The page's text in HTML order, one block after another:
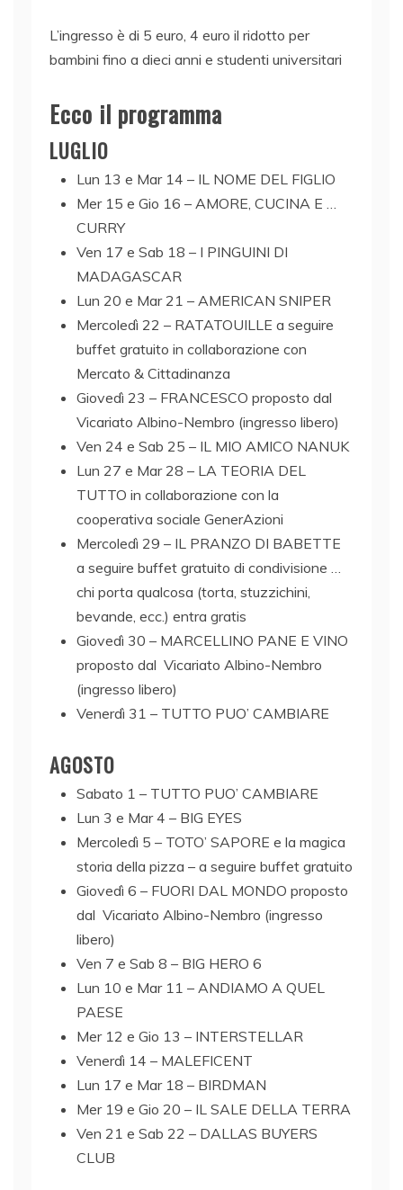
L’ingresso è di 5 euro, 4 euro il ridotto per
bambini fino a dieci anni e studenti universitari
Ecco il programma
LUGLIO
Lun 13 e Mar 14 – IL NOME DEL FIGLIO
Mer 15 e Gio 16 – AMORE, CUCINA E …
CURRY
Ven 17 e Sab 18 – I PINGUINI DI
MADAGASCAR
Lun 20 e Mar 21 – AMERICAN SNIPER
Mercoledì 22 – RATATOUILLE a seguire
buffet gratuito in collaborazione con
Mercato & Cittadinanza
Giovedì 23 – FRANCESCO proposto dal
Vicariato Albino-Nembro (ingresso libero)
Ven 24 e Sab 25 – IL MIO AMICO NANUK
Lun 27 e Mar 28 – LA TEORIA DEL
TUTTO in collaborazione con la
cooperativa sociale GenerAzioni
Mercoledì 29 – IL PRANZO DI BABETTE
a seguire buffet gratuito di condivisione …
chi porta qualcosa (torta, stuzzichini,
bevande, ecc.) entra gratis
Giovedì 30 – MARCELLINO PANE E VINO
proposto dal Vicariato Albino-Nembro
(ingresso libero)
Venerdì 31 – TUTTO PUO’ CAMBIARE
AGOSTO
Sabato 1 – TUTTO PUO’ CAMBIARE
Lun 3 e Mar 4 – BIG EYES
Mercoledì 5 – TOTO’ SAPORE e la magica
storia della pizza – a seguire buffet gratuito
Giovedì 6 – FUORI DAL MONDO proposto
dal Vicariato Albino-Nembro (ingresso
libero)
Ven 7 e Sab 8 – BIG HERO 6
Lun 10 e Mar 11 – ANDIAMO A QUEL
PAESE
Mer 12 e Gio 13 – INTERSTELLAR
Venerdì 14 – MALEFICENT
Lun 17 e Mar 18 – BIRDMAN
Mer 19 e Gio 20 – IL SALE DELLA TERRA
Ven 21 e Sab 22 – DALLAS BUYERS
CLUB